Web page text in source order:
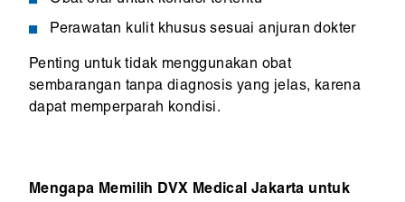
Perawatan kulit khusus sesuai anjuran dokter
Penting untuk tidak menggunakan obat
sembarangan tanpa diagnosis yang jelas, karena
dapat memperparah kondisi.
Mengapa Memilih DVX Medical Jakarta untuk